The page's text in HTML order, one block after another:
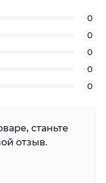
0
0
0
0
0
станьте
отзыв.